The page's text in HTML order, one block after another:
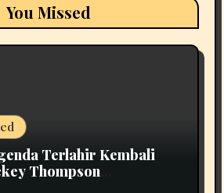
You Missed
Terlahir Kembali
Thompson